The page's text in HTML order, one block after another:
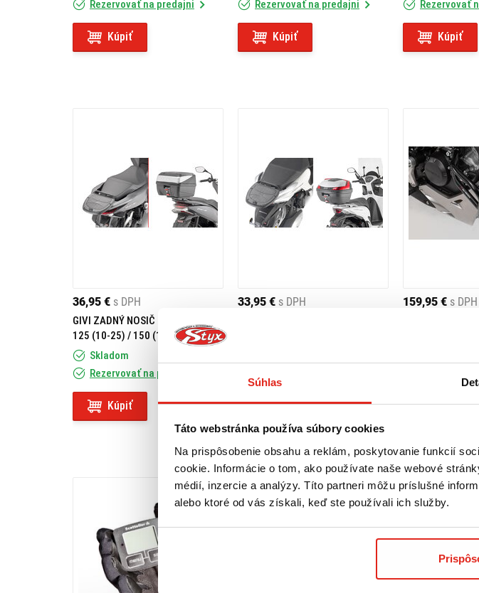
Súhlas
Táto webstránka používa súbory cookies
Na prispôsobenie obsahu a reklám, poskytovanie funkcií
cookie. Informácie o tom, ako používate naše webové
médií, inzercie a analýzy. Títo partneri môžu príslušné
alebo ktoré od vás získali, keď ste používali ich služby.
Rezervovať na predajni
Kúpiť
Rezervovať na predajni
Kúpiť
Rezervovať
Kúpiť
36,95 € s DPH
GIVI ZADNÝ NOSIČ HONDA PCX
125 (10-25) / 150 (10-18) SR1190
Skladom
Rezervovať na predajni
Kúpiť
33,95 € s DPH
Kúpiť
159,95 € s DPH
Kúpiť